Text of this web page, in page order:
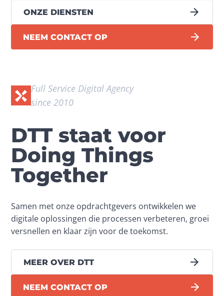
ONZE DIENSTEN
NEEM CONTACT OP
Full Service Digital Agency
since 2010
DTT staat voor
Doing Things
Together
Samen met onze opdrachtgevers ontwikkelen we
digitale oplossingen die processen verbeteren, groei
versnellen en klaar zijn voor de toekomst.
MEER OVER DTT
NEEM CONTACT OP